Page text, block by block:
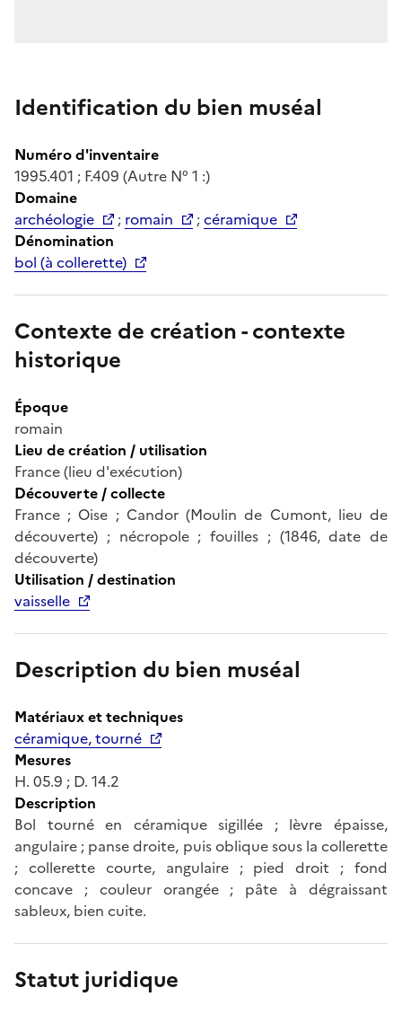
Identification du bien muséal
Numéro d'inventaire
1995.401 ; F.409 (Autre N° 1 :)
Domaine
archéologie
; romain ;céramique
Dénomination
bol (à collerette)
Contexte de création - contexte
historique
Époque
romain
Lieu de création / utilisation
France (lieu d'exécution)
Découverte / collecte
France ; Oise ; Candor (Moulin de Cumont, lieu de
découverte) ; nécropole ; fouilles ; (1846, date de
découverte)
Utilisation / destination
vaisselle
Description du bien muséal
Matériaux et techniques
céramique, tourné
Mesures
H. 05.9 ; D. 14.2
Description
Bol tourné en céramique sigillée ; lèvre épaisse,
angulaire ; panse droite, puis oblique sous la collerette
; collerette courte, angulaire ; pied droit ; fond
concave ; couleur orangée ; pâte à dégraissant
sableux, bien cuite.
Statut juridique